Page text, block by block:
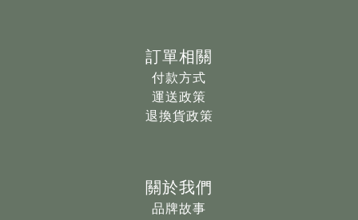
訂單相關
付款方式
運送政策
退換貨政策
關於我們
品牌故事